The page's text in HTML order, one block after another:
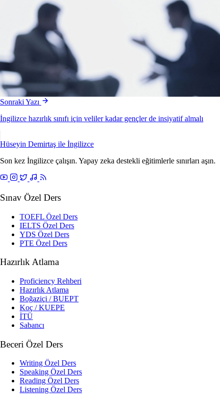
Sonraki Yazı
İngilizce hazırlık sınıfı için veliler kadar gençler de insiyatif almalı
Hüseyin Demirtaş ile İngilizce
Son kez İngilizce çalışın. Yapay zeka destekli eğitimlerle sınırları aşın.
Sınav Özel Ders
TOEFL Özel Ders
IELTS Özel Ders
YDS Özel Ders
PTE Özel Ders
Hazırlık Atlama
Proficiency Rehberi
Hazırlık Atlama
Boğaziçi / BUEPT
Koç / KUEPE
İTÜ
Sabancı
Beceri Özel Ders
Writing Özel Ders
Speaking Özel Ders
Reading Özel Ders
Listening Özel Ders